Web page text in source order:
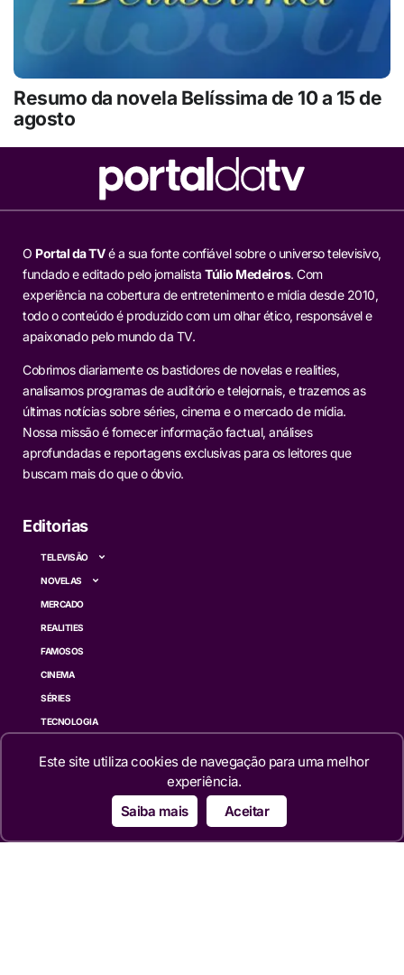
Resumo da novela Belíssima de 10 a 15 de
agosto
O Portal da TVé a sua fonte confiável sobre o universo televisivo,
fundado e editado pelo jornalista Túlio Medeiros. Com
experiência na cobertura de entretenimento e mídia desde 2010,
todo o conteúdo é produzido com um olhar ético, responsável e
apaixonado pelo mundo da TV.
Cobrimos diariamente os bastidores de novelas e realities,
analisamos programas de auditório e telejornais, e trazemos as
últimas notícias sobre séries, cinema e o mercado de mídia.
Nossa missão é fornecer informação factual, análises
aprofundadas e reportagens exclusivas para os leitores que
buscam mais do que o óbvio.
Editorias
TELEVISÃO
NOVELAS
MERCADO
REALITIES
FAMOSOS
CINEMA
SÉRIES
TECNOLOGIA
ÚLTIMAS NOTÍCIAS
QUEM SOMOS
Este site utiliza cookies de navegação para uma melhor
experiência.
Saiba mais
Aceitar